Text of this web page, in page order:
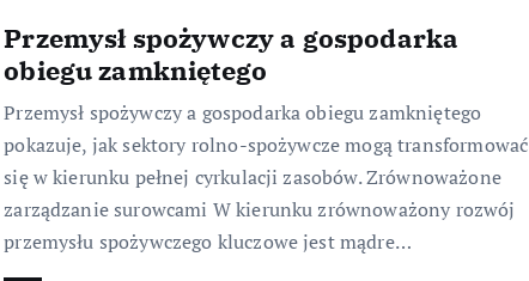
Przemysł spożywczy a gospodarka
obiegu zamkniętego
Przemysł spożywczy a gospodarka obiegu zamkniętego
pokazuje, jak sektory rolno-spożywcze mogą transformować
się w kierunku pełnej cyrkulacji zasobów. Zrównoważone
zarządzanie surowcami W kierunku zrównoważony rozwój
przemysłu spożywczego kluczowe jest mądre…